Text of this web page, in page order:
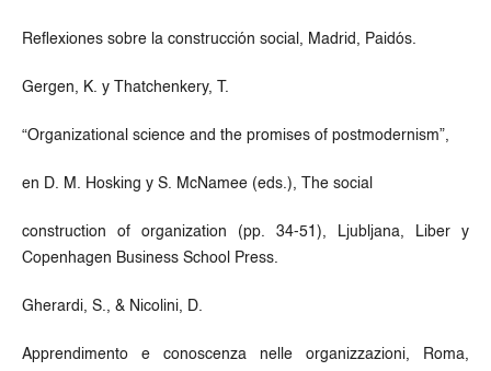
Reflexiones sobre la construcción social, Madrid, Paidós.
Gergen, K. y Thatchenkery, T.
“Organizational science and the promises of postmodernism”,
en D. M. Hosking y S. McNamee (eds.), The social
construction of organization (pp. 34-51), Ljubljana, Liber y
Copenhagen Business School Press.
Gherardi, S., & Nicolini, D.
Apprendimento e conoscenza nelle organizzazioni, Roma,